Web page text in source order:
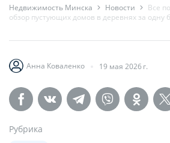
Недвижимость Минска Новости
Все
обзор пустующих домов в деревнях за одну
Анна Коваленко 19 мая 2026 г.
Рубрика